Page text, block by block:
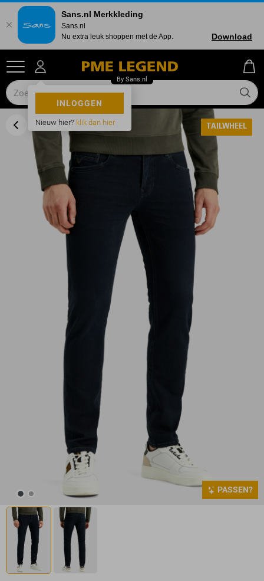
INLOGGEN
Nieuw hier? klik dan hier TAILWHEEL
PASSEN?
Sans.nl Merkkleding
Sans.nl
Nu extra leuk shoppen met de App.
Download